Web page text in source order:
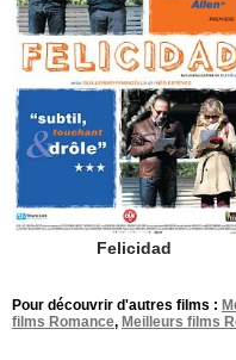
Felicidad
Pour découvrir d'autres films :
films Romance, Meilleurs films